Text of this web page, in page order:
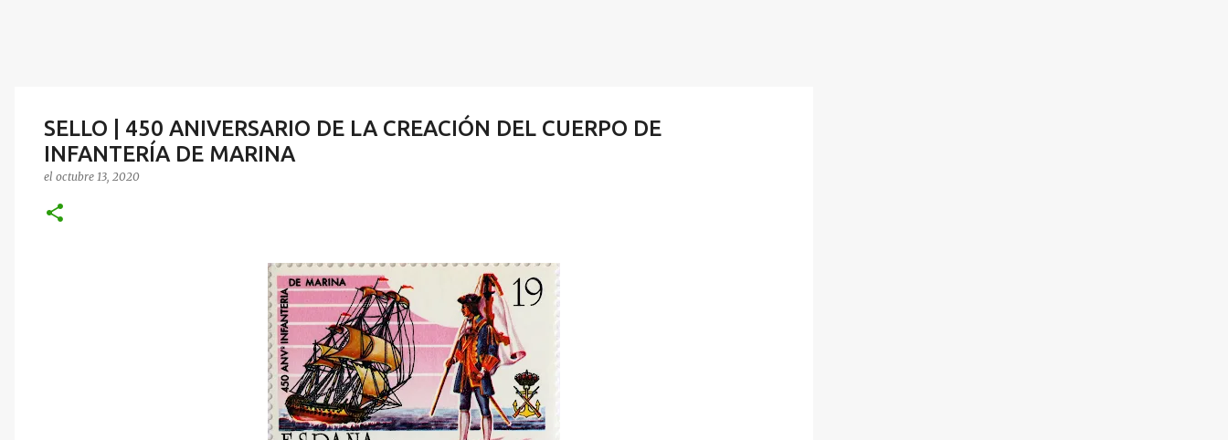
SELLO | 450 ANIVERSARIO DE LA CREACIÓN DEL CUERPO DE
INFANTERÍA DE MARINA
el octubre 13, 2020